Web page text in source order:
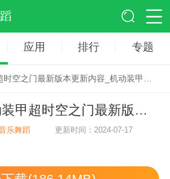
应用 排行 专题
机动装甲超时空之门最新版本更新内容_机动装甲：超时空之门
机动装甲超时空之门最新版本更新内容_机动装甲：超时空之门
乐舞蹈 更新时间：2024-07-17